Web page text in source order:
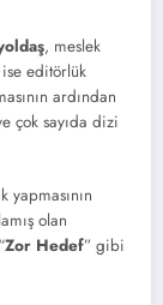
, meslek
ise editörlük
ardından
çok sayıda dizi
olan
Zor Hedef” gibi